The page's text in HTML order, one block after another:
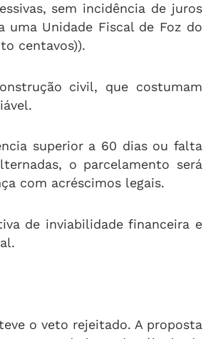
sem incidência de juros
Unidade Fiscal de Foz do
centavos)).
civil, que costumam
superior a 60 dias ou falta
o parcelamento será
com acréscimos legais.
de inviabilidade financeira e
o veto rejeitado. A proposta